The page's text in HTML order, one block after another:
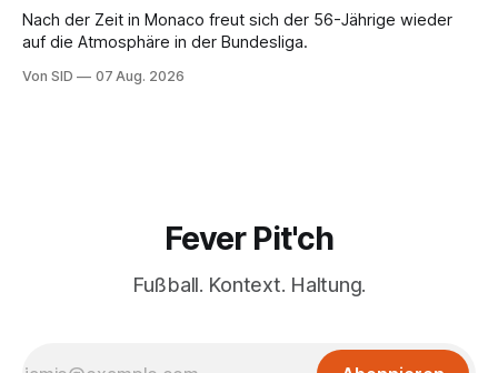
Nach der Zeit in Monaco freut sich der 56-Jährige wieder
auf die Atmosphäre in der Bundesliga.
Von SID 07 Aug. 2026
Fever Pit'ch
Fußball. Kontext. Haltung.